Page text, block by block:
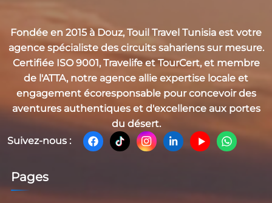
Fondée en 2015 à Douz, Touil Travel Tunisia est votre
agence spécialiste des circuits sahariens sur mesure.
Certifiée ISO 9001, Travelife et TourCert, et membre
de l'ATTA, notre agence allie expertise locale et
engagement écoresponsable pour concevoir des
aventures authentiques et d'excellence aux portes
du désert.
Suivez-nous :
Pages